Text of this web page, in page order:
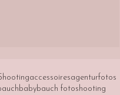
accessoiresagenturfotos
babybauch fotoshooting